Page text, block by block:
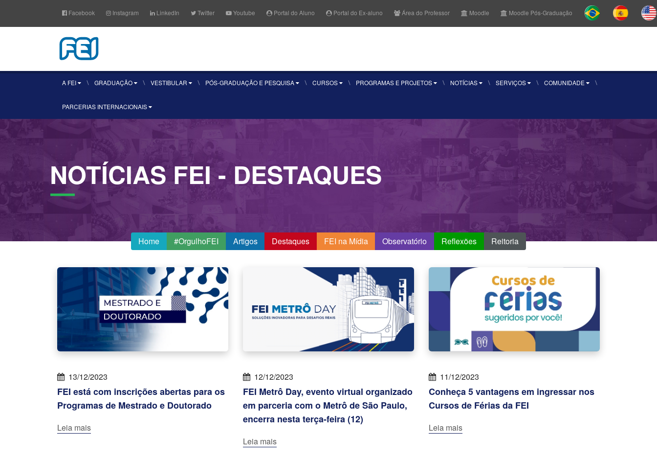
Facebook Instagram LinkedIn Twitter Youtube Portal do Aluno Portal do Ex-aluno Área do Professor Moodle Moodle Pós-Graduação
A FEI GRADUAÇÃO VESTIBULAR PÓS-GRADUAÇÃO E PESQUISA CURSOS PROGRAMAS E PROJETOS NOTÍCIAS SERVIÇOS COMUNIDADE
PARCERIAS INTERNACIONAIS
NOTÍCIASFEI- DESTAQUES
Home #OrgulhoFEI Artigos Destaques FEI na Mídia Observatório Reflexões Reitoria
13/12/2023
FEI está com inscrições abertas para os
Programas de Mestrado e Doutorado
Leia mais
12/12/2023
FEI Metrô Day, evento virtual organizado
em parceria com o Metrô de São Paulo,
encerra nesta terça-feira (12)
Leia mais
11/12/2023
Conheça 5 vantagens em ingressar nos
Cursos de Férias da FEI
Leia mais